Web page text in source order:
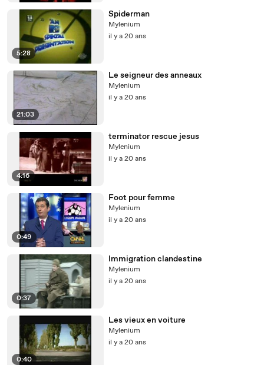
5:28
Spiderman
Mylenium
il y a 20 ans
21:03
Le seigneur des anneaux
Mylenium
il y a 20 ans
4:16
terminator rescue jesus
Mylenium
il y a 20 ans
0:49
Foot pour femme
Mylenium
il y a 20 ans
0:37
Immigration clandestine
Mylenium
il y a 20 ans
0:40
Les vieux en voiture
Mylenium
il y a 20 ans